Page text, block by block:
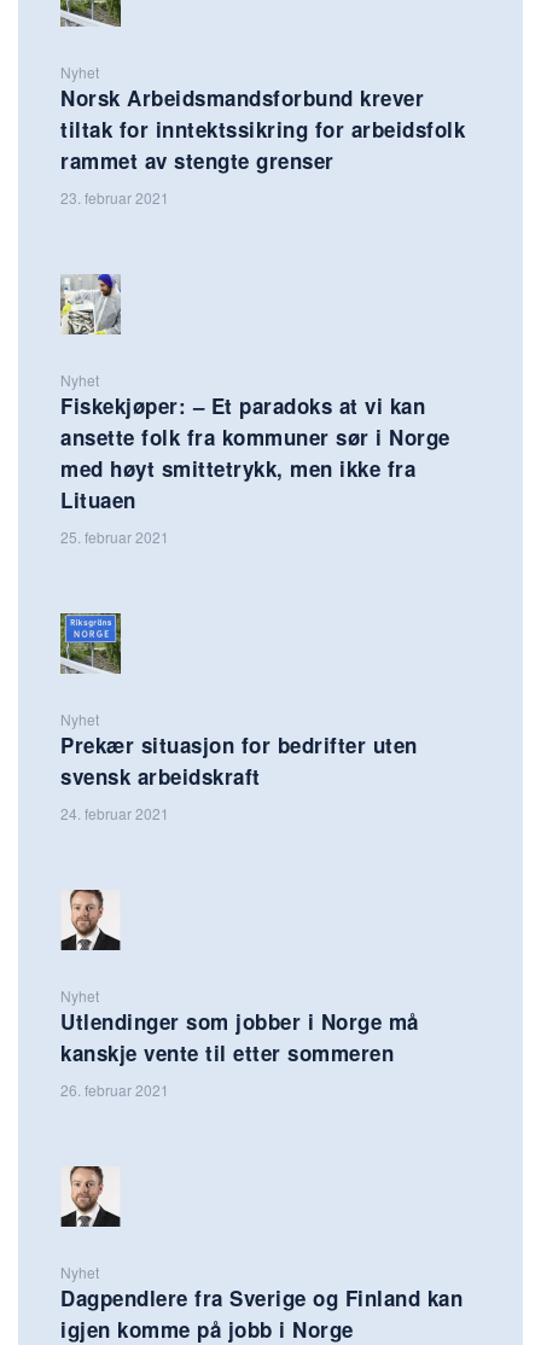
Nyhet
Norsk Arbeidsmandsforbund krever
tiltak for inntektssikring for arbeidsfolk
rammet av stengte grenser
23. februar 2021
Nyhet
Fiskekjøper: – Et paradoks at vi kan
ansette folk fra kommuner sør i Norge
med høyt smittetrykk, men ikke fra
Lituaen
25. februar 2021
Nyhet
Prekær situasjon for bedrifter uten
svensk arbeidskraft
24. februar 2021
Nyhet
Utlendinger som jobber i Norge må
kanskje vente til etter sommeren
26. februar 2021
Nyhet
Dagpendlere fra Sverige og Finland kan
igjen komme på jobb i Norge